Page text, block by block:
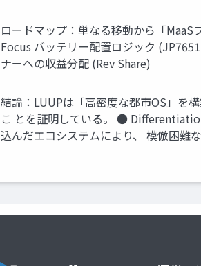
ロードマップ：単なる移動から「
Focus バッテリー配置ロジック
ナーへの収益分配 (Rev Share)
結論：LUUPは「高密度な都市OS」を
こ とを証明している。 ●
込んだエコシステムにより、 模倣困難